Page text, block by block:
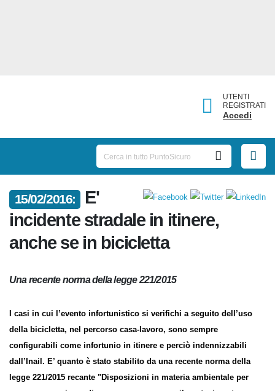
UTENTI
REGISTRATI
Accedi
15/02/2016:
E'
incidente stradale in itinere,
anche se in bicicletta
Una recente norma della legge 221/2015
I casi in cui l’evento infortunistico si verifichi a seguito dell’uso
della bicicletta, nel percorso casa-lavoro, sono sempre
configurabili come infortunio in itinere e perciò indennizzabili
dall’Inail. E’ quanto è stato stabilito da una recente norma della
legge 221/2015 recante "Disposizioni in materia ambientale per